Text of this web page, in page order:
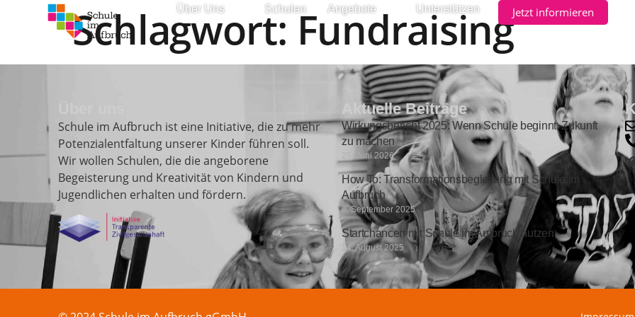
Über Uns Schulen Angebote Unterstützen Jetzt informieren
Schlagwort:Fundraising
Schule im Aufbruch ist eine Initiative, die zu mehr
Potenzialentfaltung unserer Kinder führen soll.
Wir wollen Schulen, die die angeborene
Begeisterung und Kreativität von Kindern und
Jugendlichen erhalten und fördern.
Aktuelle Beiträge
Wirkungsbericht 2025: Wenn Schule beginnt, Zukunft
zu machen
25. Juni 2026
How To: Transformationsbegleitung mit Schule im
Aufbruch
9. September 2025
Startchancen mit Schule im Aufbruch nutzen
14. August 2025